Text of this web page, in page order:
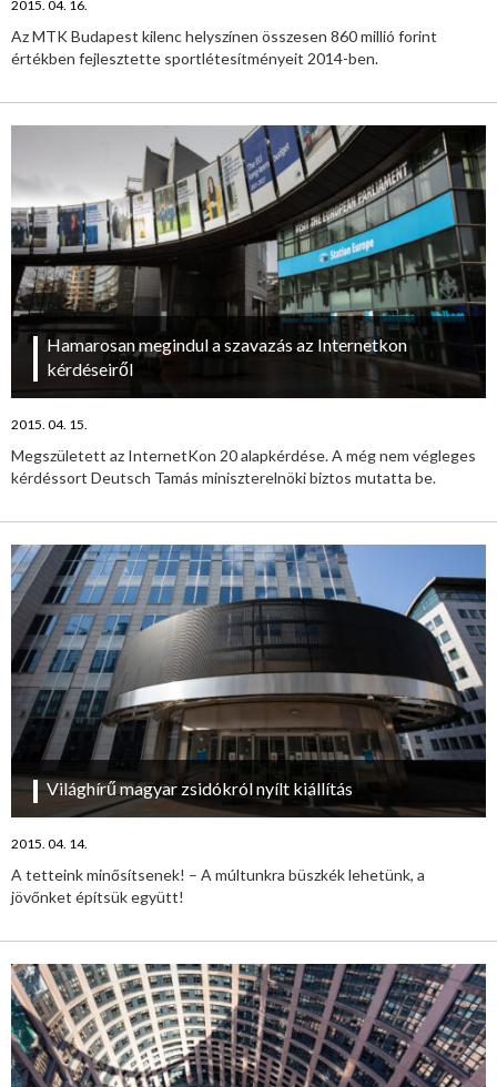
2015. 04. 16.
Az MTK Budapest kilenc helyszínen összesen 860 millió forint
értékben fejlesztette sportlétesítményeit 2014-ben.
Hamarosan megindul a szavazás az Internetkon
kérdéseiről
2015. 04. 15.
Megszületett az InternetKon 20 alapkérdése. A még nem végleges
kérdéssort Deutsch Tamás miniszterelnöki biztos mutatta be.
Világhírű magyar zsidókról nyílt kiállítás
2015. 04. 14.
A tetteink minősítsenek! – A múltunkra büszkék lehetünk, a
jövőnket építsük együtt!